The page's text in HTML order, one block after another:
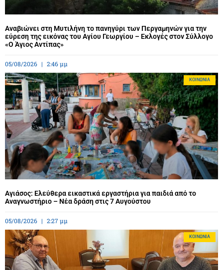
Αναβιώνει στη Μυτιλήνη το πανηγύρι των Περγαμηνών για την
εύρεση της εικόνας του Αγίου Γεωργίου – Εκλογές στον Σύλλογο
«Ο Άγιος Αντίπας»
05/08/2026 2:46 μμ
ΚΟΙΝΩΝΊΑ
Αγιάσος: Ελεύθερα εικαστικά εργαστήρια για παιδιά από το
Αναγνωστήριο – Νέα δράση στις 7 Αυγούστου
05/08/2026 2:27 μμ
ΚΟΙΝΩΝΊΑ